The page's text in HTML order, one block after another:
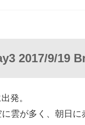
2017/9/19
発。
雲が多く、朝日に